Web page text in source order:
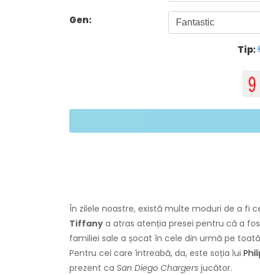
Gen:
Tip:
În zilele noastre, există multe moduri de a fi
Tiffany a atras atenția presei pentru că a
familiei sale a șocat în cele din urmă pe
Pentru cei care întreabă, da, este soția lui
prezent ca San Diego Chargers jucător.